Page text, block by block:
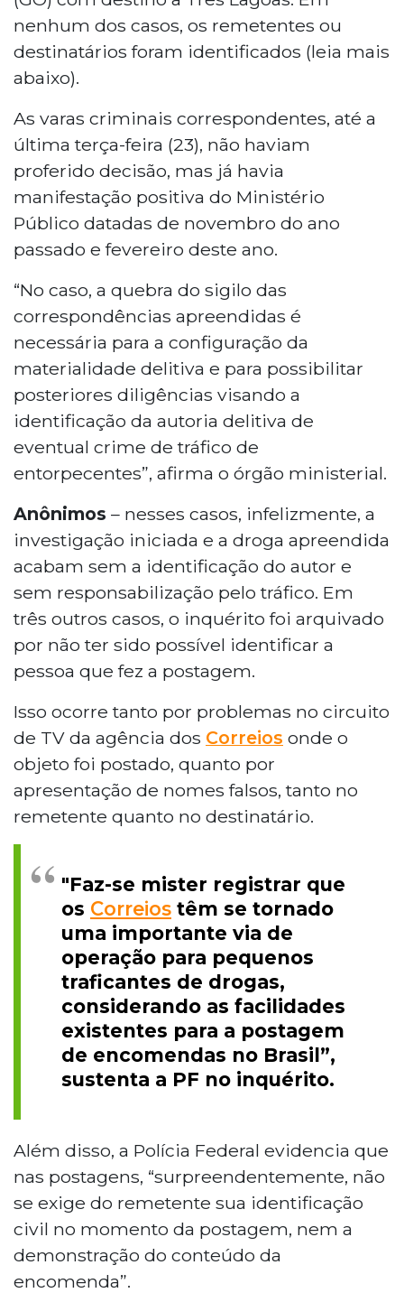
nenhum dos casos, os remetentes ou
destinatários foram identificados (leia mais
abaixo).
As varas criminais correspondentes, até a
última terça-feira (23), não haviam
proferido decisão, mas já havia
manifestação positiva do Ministério
Público datadas de novembro do ano
passado e fevereiro deste ano.
“No caso, a quebra do sigilo das
correspondências apreendidas é
necessária para a configuração da
materialidade delitiva e para possibilitar
posteriores diligências visando a
identificação da autoria delitiva de
eventual crime de tráfico de
entorpecentes”, afirma o órgão ministerial.
Anônimos – nesses casos, infelizmente, a
investigação iniciada e a droga apreendida
acabam sem a identificação do autor e
sem responsabilização pelo tráfico. Em
três outros casos, o inquérito foi arquivado
por não ter sido possível identificar a
pessoa que fez a postagem.
Isso ocorre tanto por problemas no circuito
de TV da agência dos Correios onde o
objeto foi postado, quanto por
apresentação de nomes falsos, tanto no
remetente quanto no destinatário.
"Faz-se mister registrar que
os Correios têm se tornado
uma importante via de
operação para pequenos
traficantes de drogas,
considerando as facilidades
existentes para a postagem
de encomendas no Brasil”,
sustenta a PF no inquérito.
Além disso, a Polícia Federal evidencia que
nas postagens, “surpreendentemente, não
se exige do remetente sua identificação
civil no momento da postagem, nem a
demonstração do conteúdo da
encomenda”.